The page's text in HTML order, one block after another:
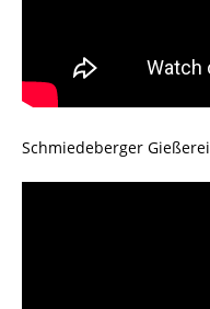
Schmiedeberger Gießerei